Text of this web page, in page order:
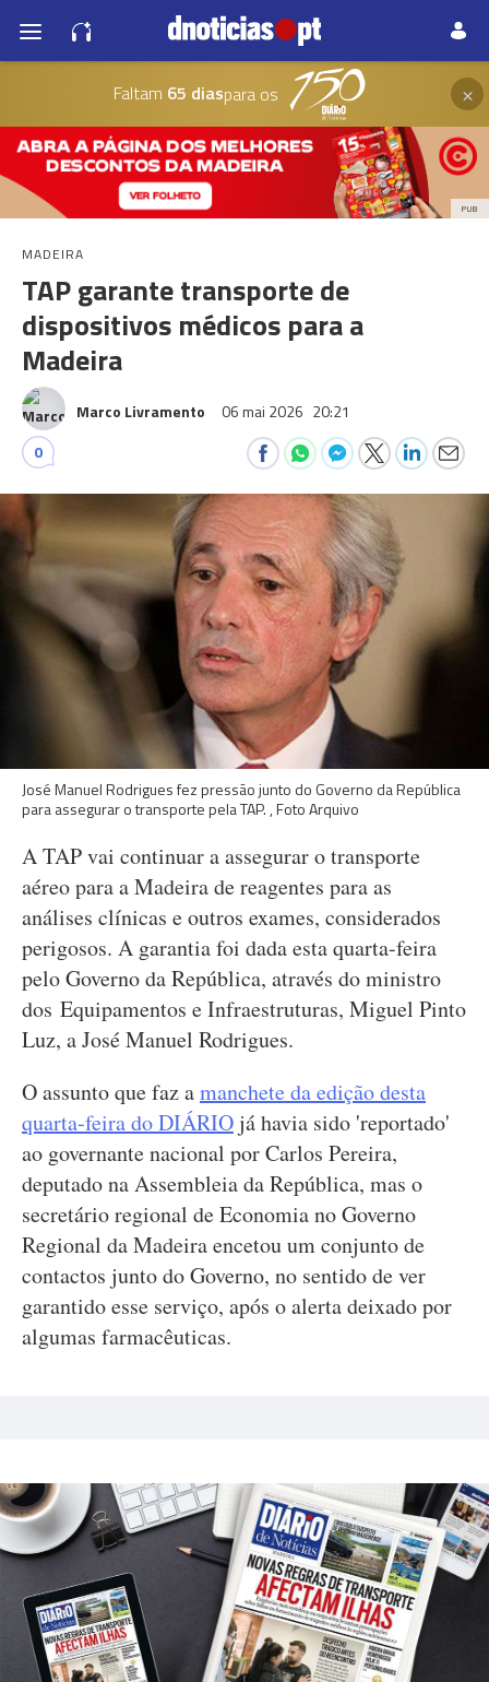
Faltam 65 diaspara os ×
PUB
MADEIRA
TAP garante transporte de
dispositivos médicos para a
Madeira
Marco Livramento 06 mai 2026 20:21
0
José Manuel Rodrigues fez pressão junto do Governo da República
para assegurar o transporte pela TAP. , Foto Arquivo
A TAP vai continuar a assegurar o transporte
aéreo para a Madeira de reagentes para as
análises clínicas e outros exames, considerados
perigosos. A garantia foi dada esta quarta-feira
pelo Governo da República, através do ministro
dos Equipamentos e Infraestruturas, Miguel Pinto
Luz, a José Manuel Rodrigues.
O assunto que faz amanchete da edição desta
quarta-feira do DIÁRIOjá havia sido 'reportado'
ao governante nacional por Carlos Pereira,
deputado na Assembleia da República, mas o
secretário regional de Economia no Governo
Regional da Madeira encetou um conjunto de
contactos junto do Governo, no sentido de ver
garantido esse serviço, após o alerta deixado por
algumas farmacêuticas.